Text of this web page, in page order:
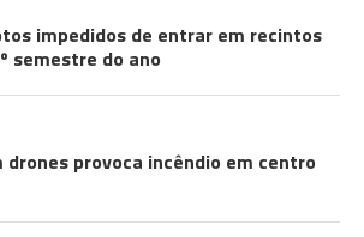
impedidos de entrar em recintos
semestre do ano
drones provoca incêndio em centro